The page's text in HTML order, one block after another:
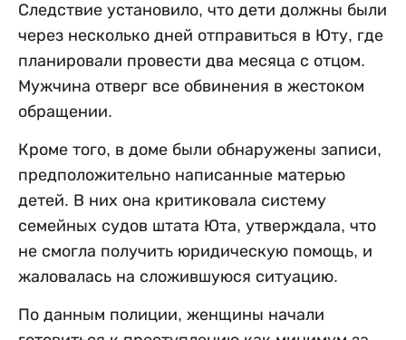
Следствие установило, что дети должны были
через несколько дней отправиться в Юту, где
планировали провести два месяца с отцом.
Мужчина отверг все обвинения в жестоком
обращении.
Кроме того, в доме были обнаружены записи,
предположительно написанные матерью
детей. В них она критиковала систему
семейных судов штата Юта, утверждала, что
не смогла получить юридическую помощь, и
жаловалась на сложившуюся ситуацию.
По данным полиции, женщины начали